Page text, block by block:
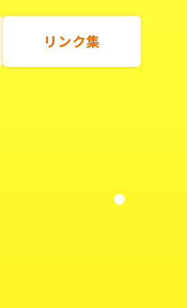
リンク集